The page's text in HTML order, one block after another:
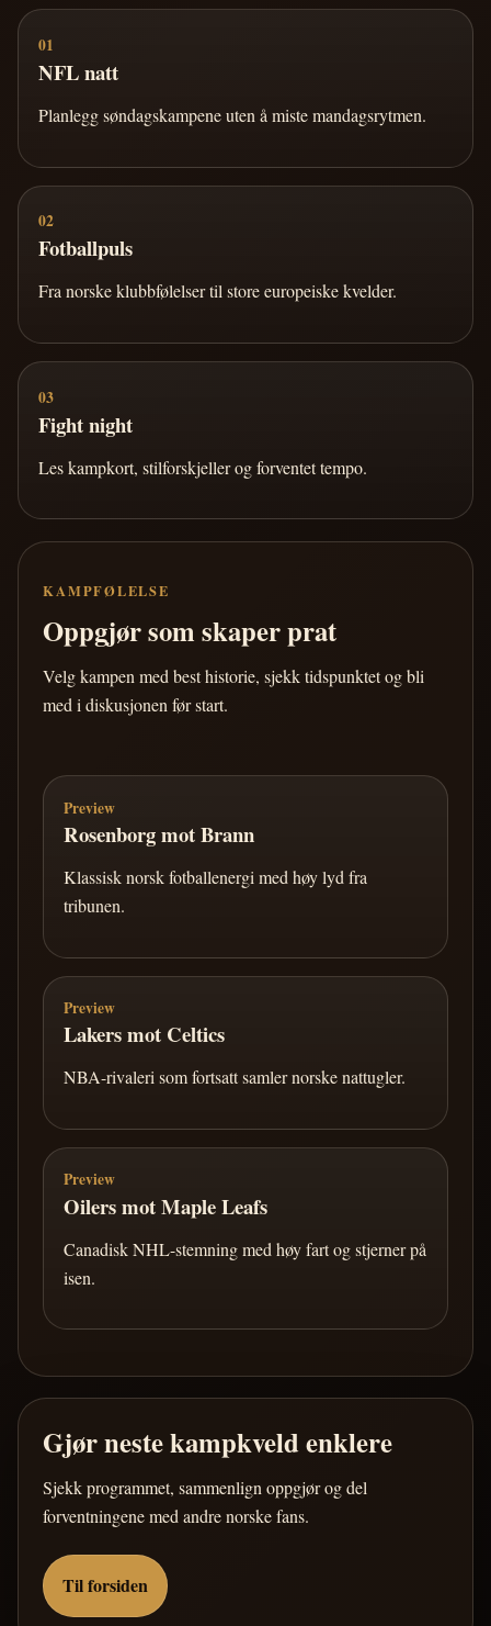
01
NFL natt
Planlegg søndagskampene uten å miste mandagsrytmen.
02
Fotballpuls
Fra norske klubbfølelser til store europeiske kvelder.
03
Fight night
Les kampkort, stilforskjeller og forventet tempo.
KAMPFØLELSE
Oppgjør som skaper prat
Velg kampen med best historie, sjekk tidspunktet og bli
med i diskusjonen før start.
Preview
Rosenborg mot Brann
Klassisk norsk fotballenergi med høy lyd fra
tribunen.
Preview
Lakers mot Celtics
NBA-rivaleri som fortsatt samler norske nattugler.
Preview
Oilers mot Maple Leafs
Canadisk NHL-stemning med høy fart og stjerner på
isen.
Gjør neste kampkveld enklere
Sjekk programmet, sammenlign oppgjør og del
forventningene med andre norske fans.
Til forsiden